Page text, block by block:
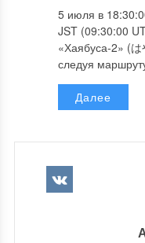
5 июля в
JST (09:30:00
«Хаябуса-2» (
следуя
Далее